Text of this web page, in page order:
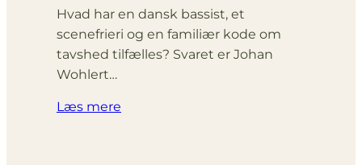
Hvad har en dansk bassist, et
scenefrieri og en familiær kode om
tavshed tilfælles? Svaret er Johan
Wohlert…
Læs mere